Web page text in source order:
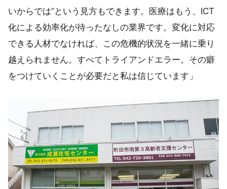
いからでは”という見方もできます。医療はもう、ICT
化による効率化が待ったなしの業界です。変化に対応
できる人材でなければ、この危機的状況を一緒に乗り
越えられません。すべてトライアンドエラー。その癖
をつけていくことが必要だと私は信じています」